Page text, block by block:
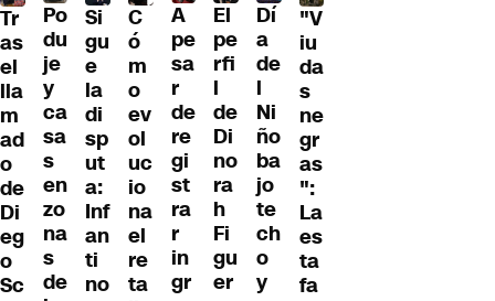
Tr
as
el
lla
m
ad
o
de
Di
eg
o
Sc
Po
du
je
y
ca
sa
s
en
zo
na
s
de
Si
gu
e
la
di
sp
ut
a:
Inf
an
ti
no
C
ó
m
o
ev
ol
uc
io
na
el
re
ta
A
pe
sa
r
de
re
gi
st
ra
r
in
gr
El
pe
rfi
l
de
Di
no
ra
h
Fi
gu
er
Dí
a
de
l
Ni
ño
ba
jo
te
ch
o
y
"V
iu
da
s
ne
gr
as
":
La
es
ta
fa